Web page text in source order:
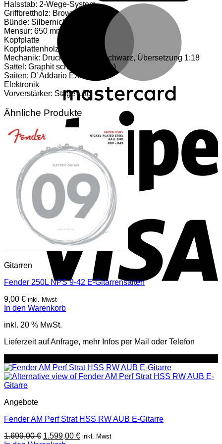
Halsstab: 2-Wege-System
Griffbrettholz: Brownwood
Bünde: Silbernickel (20)
Mensur: 650 mm
Kopfplatte
Kopfplattenholz: Brownwood
Mechanik: Druckguss, Satin schwarz, Übersetzung 1:18
Sattel: Graphit schwarz (43 mm)
Saiten: D´Addario EXP11
Elektronik
Vorverstärker: Stage-Lâg
Ähnliche Produkte
Gitarren
Fender 250L NPS 9-42 E-Gitarrensaiten
9,00 € inkl. Mwst
In den Warenkorb
inkl. 20 % MwSt.
Lieferzeit auf Anfrage, mehr Infos per Mail oder Telefon
Angebote
Fender AM Perf Strat HSS RW AUB E-Gitarre
1.699,00€ Ursprünglicher
1.599,00 €Aktueller
inkl. Mwst